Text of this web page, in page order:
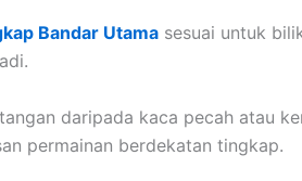
Bandar Utama sesuai untuk
daripada kaca pecah atau
permainan berdekatan tingkap.